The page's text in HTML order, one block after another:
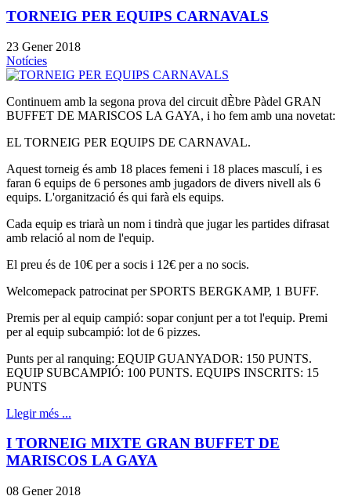
TORNEIG PER EQUIPS CARNAVALS
23 Gener 2018
Notícies
Continuem amb la segona prova del circuit dÈbre Pàdel GRAN
BUFFET DE MARISCOS LA GAYA, i ho fem amb una novetat:
EL TORNEIG PER EQUIPS DE CARNAVAL.
Aquest torneig és amb 18 places femeni i 18 places masculí, i es
faran 6 equips de 6 persones amb jugadors de divers nivell als 6
equips. L'organització és qui farà els equips.
Cada equip es triarà un nom i tindrà que jugar les partides difrasat
amb relació al nom de l'equip.
El preu és de 10€ per a socis i 12€ per a no socis.
Welcomepack patrocinat per SPORTS BERGKAMP, 1 BUFF.
Premis per al equip campió: sopar conjunt per a tot l'equip. Premi
per al equip subcampió: lot de 6 pizzes.
Punts per al ranquing: EQUIP GUANYADOR: 150 PUNTS.
EQUIP SUBCAMPIÓ: 100 PUNTS. EQUIPS INSCRITS: 15
PUNTS
Llegir més ...
I TORNEIG MIXTE GRAN BUFFET DE
MARISCOS LA GAYA
08 Gener 2018